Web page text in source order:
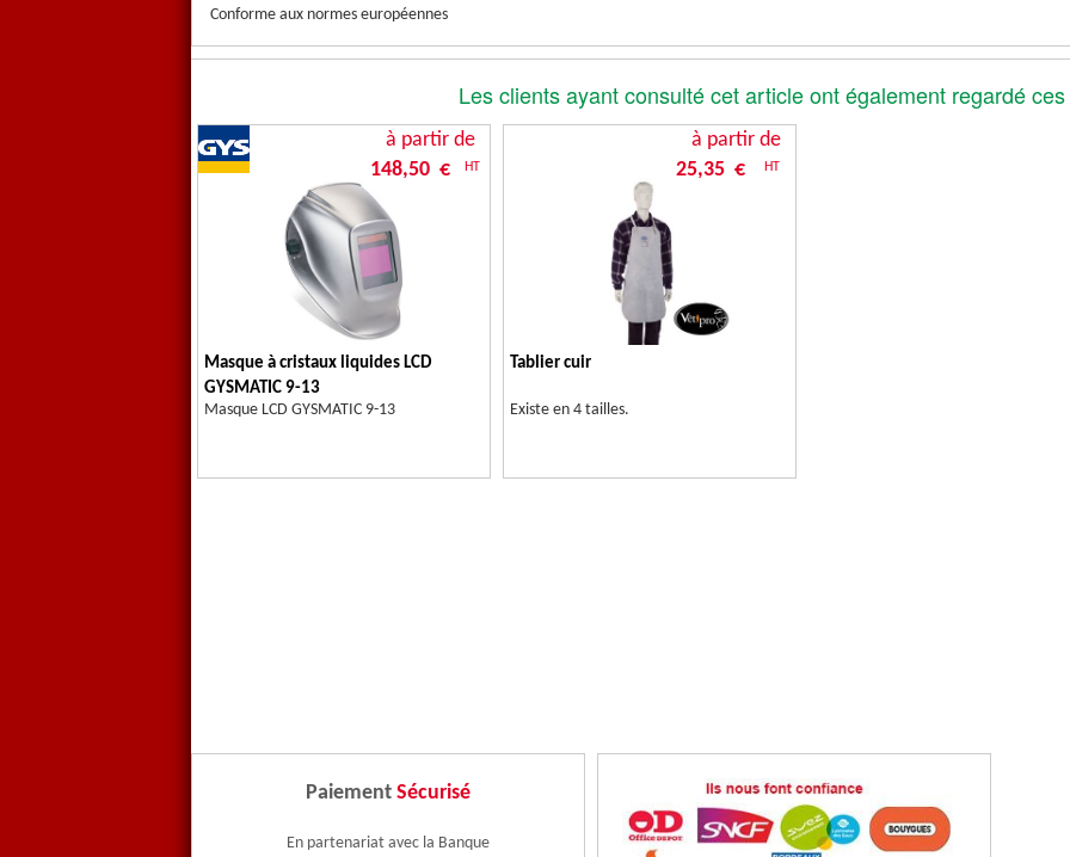
Conforme aux normes européennes
Les clients ayant consulté cet article ont également regardé
à partir de
148,50 €
HT
Masque à cristaux liquides LCD
GYSMATIC 9-13
Masque LCD GYSMATIC 9-13
à partir de
25,35 €
HT
Tablier cuir
Existe en 4 tailles.
Paiement Sécurisé
En partenariat avec la Banque